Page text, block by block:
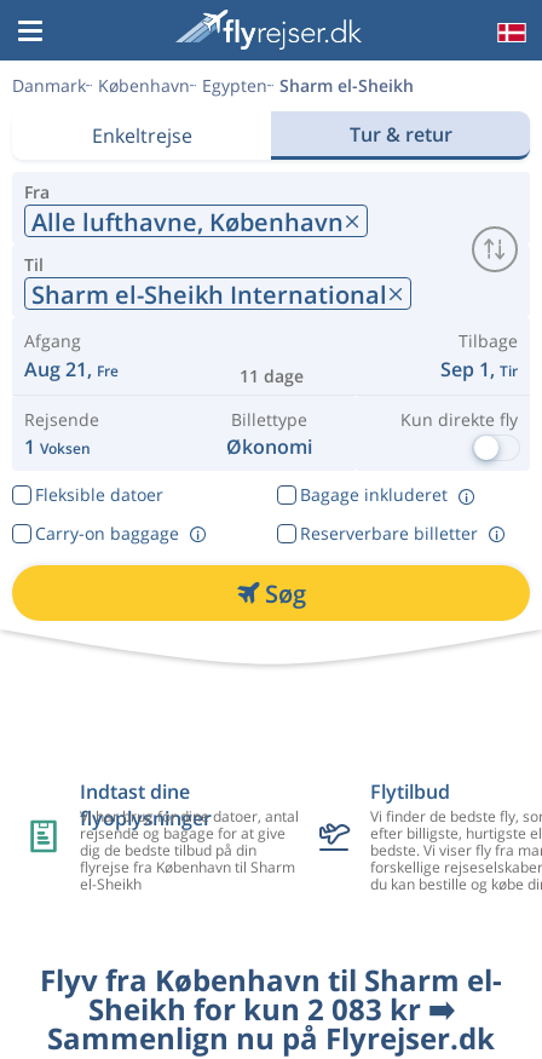
Danmark København Egypten Sharm el-Sheikh
Enkeltrejse Tur & retur
Fra
Alle lufthavne, København
Til
Sharm el-Sheikh International
Afgang
Aug 21, Fre 11 dage
Tilbage
Sep 1, Tir
Rejsende
1 Voksen
Billettype
Økonomi
Kun direkte fly
Fleksible datoer
Bagage inkluderet
Reserverbare billetter
Carry-on baggage
Søg
Indtast dine
flyoplysninger
Vi har brug for dine datoer, antal
rejsende og bagage for at give
dig de bedste tilbud på din
flyrejse fra København til Sharm
el-Sheikh
Flytilbud
Vi finder de bedste fly,
efter billigste, hurtigste
bedste. Vi viser fly fra
forskellige
du kan bestille og købe
Flyv fra København til Sharm el-
Sheikh for kun 2 083 kr ➡️
Sammenlign nu på Flyrejser.dk